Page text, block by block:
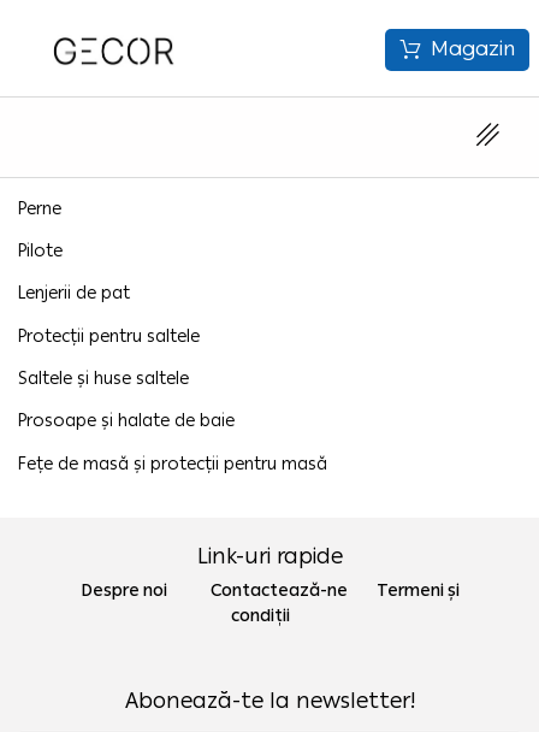
Magazin
Perne
Pilote
Lenjerii de pat
Protecții pentru saltele
Saltele și huse saltele
Prosoape și halate de baie
Fețe de masă și protecții pentru masă
Link-uri rapide
Despre noi Contactează-ne
Termeni și
condiții
Abonează-te la newsletter!